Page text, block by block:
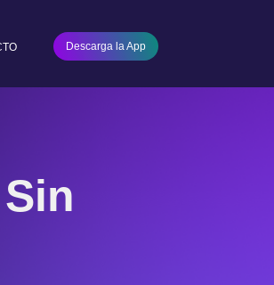
Descarga la App